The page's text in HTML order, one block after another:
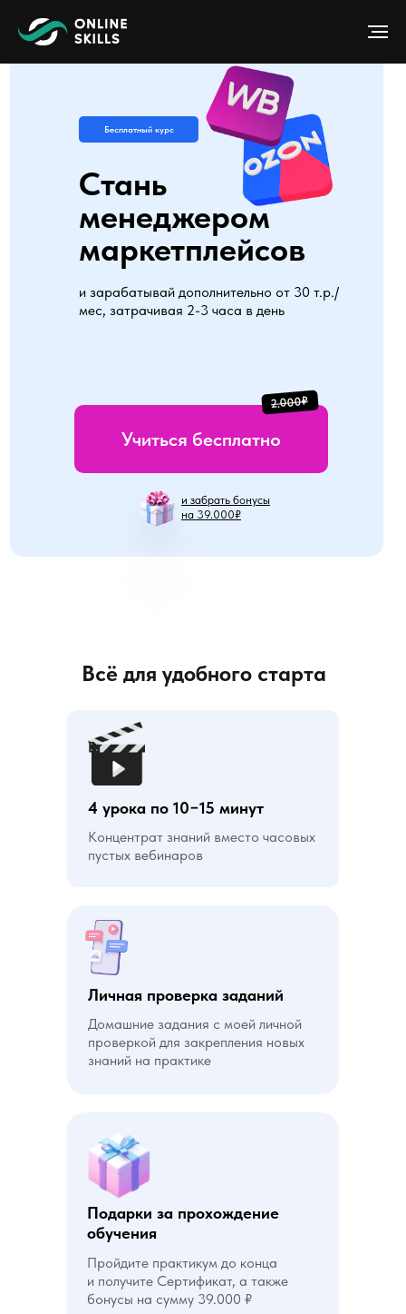
и зарабатывай дополнительно от 30 т.р./
мес, затрачивая 2-3 часа в день
Бесплатный курс
Учиться бесплатно
и забрать бонусы
на 39.000₽
2.000₽
Стань
менеджером
маркетплейсов
Всё для удобного старта
4 урока по 10−15 минут
Концентрат знаний вместо часовых
пустых вебинаров
Личная проверка заданий
Домашние задания с моей личной
проверкой для закрепления новых
знаний на практике
Подарки за прохождение
обучения
Пройдите практикум до конца
и получите Сертификат, а также
бонусы на сумму 39.000 ₽